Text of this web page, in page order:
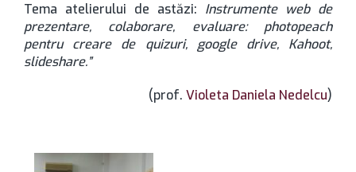
Tema atelierului de astăzi: Instrumente web de
prezentare, colaborare, evaluare: photopeach
pentru creare de quizuri, google drive, Kahoot,
slideshare.”
(prof. Violeta Daniela Nedelcu)